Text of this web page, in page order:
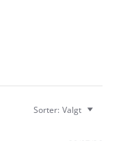
Sorter: Valgt